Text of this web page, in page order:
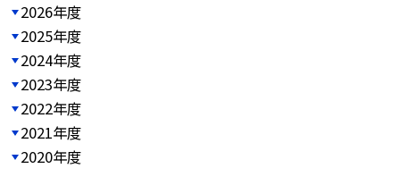
2026年度
2025年度
2024年度
2023年度
2022年度
2021年度
2020年度